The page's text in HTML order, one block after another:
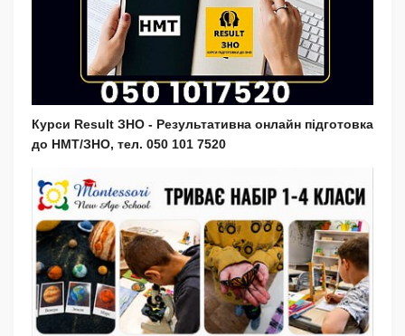
Курси Result ЗНО - Результативна онлайн підготовка
до НМТ/ЗНО, тел. 050 101 7520